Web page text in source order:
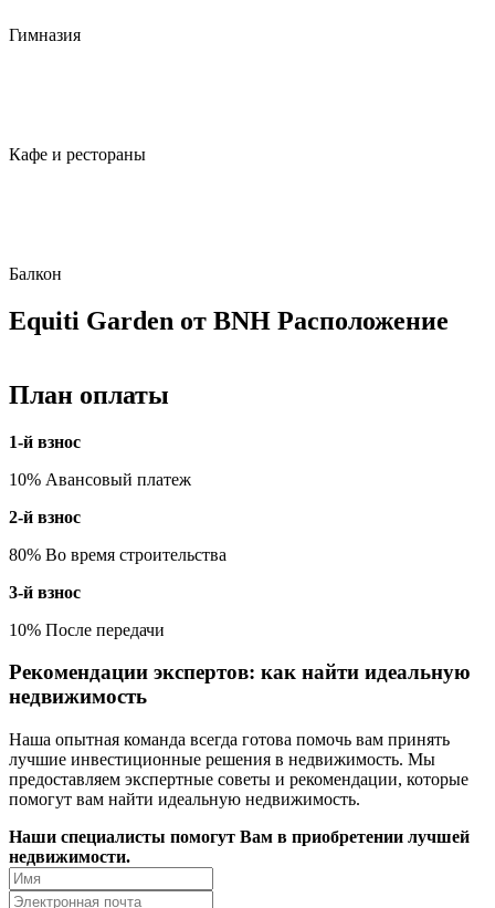
Гимназия
Кафе и рестораны
Балкон
Equiti Garden от BNH Расположение
План оплаты
1-й взнос
10% Авансовый платеж
2-й взнос
80% Во время строительства
3-й взнос
10% После передачи
Рекомендации экспертов: как найти идеальную
недвижимость
Наша опытная команда всегда готова помочь вам принять
лучшие инвестиционные решения в недвижимость. Мы
предоставляем экспертные советы и рекомендации, которые
помогут вам найти идеальную недвижимость.
Наши специалисты помогут Вам в приобретении лучшей
недвижимости.